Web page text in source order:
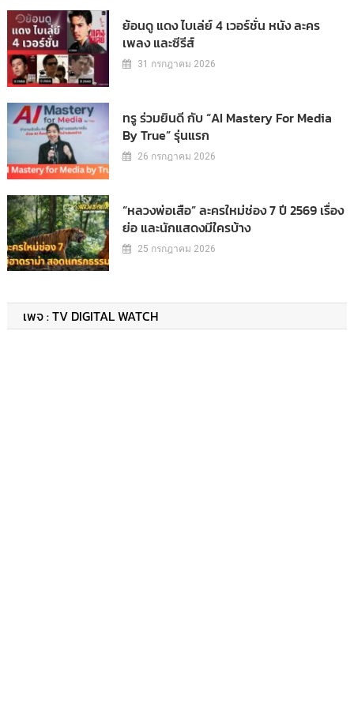
ย้อนดู แดง ไบเล่ย์ 4 เวอร์ชั่น หนัง ละคร
เพลง และซีรีส์
31 กรกฎาคม 2026
ทรู ร่วมยินดี กับ “AI Mastery For Media
By True” รุ่นแรก
26 กรกฎาคม 2026
“หลวงพ่อเสือ” ละครใหม่ช่อง 7 ปี 2569 เรื่อง
ย่อ และนักแสดงมีใครบ้าง
25 กรกฎาคม 2026
เพจ : TV DIGITAL WATCH